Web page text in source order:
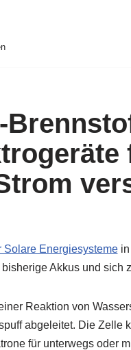
Solare Energiesystemein
Akkus und sich
Reaktion von
abgeleitet. Die Zelle
für unterwegs oder